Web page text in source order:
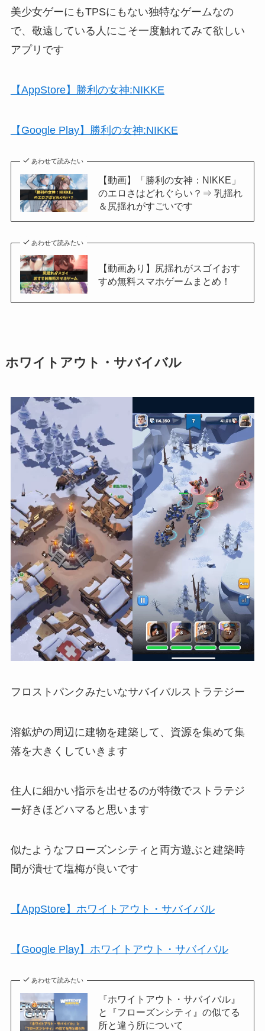
美少女ゲーにもTPSにもない独特なゲームなの
で、敬遠している人にこそ一度触れてみて欲しい
アプリです
【AppStore】勝利の女神:NIKKE
【Google Play】勝利の女神:NIKKE
あわせて読みたい
【動画】「勝利の女神：NIKKE」
のエロさはどれぐらい？⇒ 乳揺れ
＆尻揺れがすごいです
あわせて読みたい
【動画あり】尻揺れがスゴイおす
すめ無料スマホゲームまとめ！
ホワイトアウト・サバイバル
フロストパンクみたいなサバイバルストラテジー
溶鉱炉の周辺に建物を建築して、資源を集めて集
落を大きくしていきます
住人に細かい指示を出せるのが特徴でストラテジ
ー好きほどハマると思います
似たようなフローズンシティと両方遊ぶと建築時
間が潰せて塩梅が良いです
【AppStore】ホワイトアウト・サバイバル
【Google Play】ホワイトアウト・サバイバル
あわせて読みたい
『ホワイトアウト・サバイバル』
と『フローズンシティ』の似てる
所と違う所について